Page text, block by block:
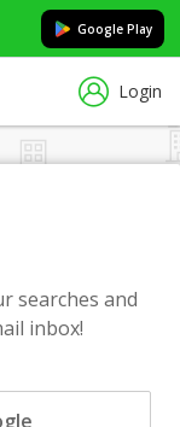
Google Play
Login
searches and
inbox!